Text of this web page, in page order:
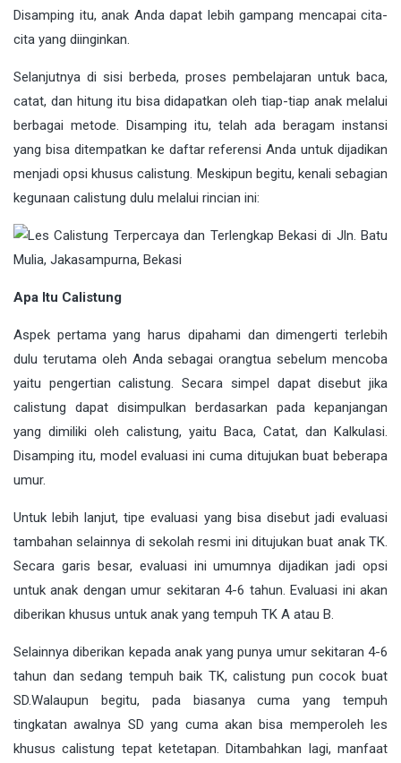
Disamping itu, anak Anda dapat lebih gampang mencapai cita-
cita yang diinginkan.
Selanjutnya di sisi berbeda, proses pembelajaran untuk baca,
catat, dan hitung itu bisa didapatkan oleh tiap-tiap anak melalui
berbagai metode. Disamping itu, telah ada beragam instansi
yang bisa ditempatkan ke daftar referensi Anda untuk dijadikan
menjadi opsi khusus calistung. Meskipun begitu, kenali sebagian
kegunaan calistung dulu melalui rincian ini:
Apa Itu Calistung
Aspek pertama yang harus dipahami dan dimengerti terlebih
dulu terutama oleh Anda sebagai orangtua sebelum mencoba
yaitu pengertian calistung. Secara simpel dapat disebut jika
calistung dapat disimpulkan berdasarkan pada kepanjangan
yang dimiliki oleh calistung, yaitu Baca, Catat, dan Kalkulasi.
Disamping itu, model evaluasi ini cuma ditujukan buat beberapa
umur.
Untuk lebih lanjut, tipe evaluasi yang bisa disebut jadi evaluasi
tambahan selainnya di sekolah resmi ini ditujukan buat anak TK.
Secara garis besar, evaluasi ini umumnya dijadikan jadi opsi
untuk anak dengan umur sekitaran 4-6 tahun. Evaluasi ini akan
diberikan khusus untuk anak yang tempuh TK A atau B.
Selainnya diberikan kepada anak yang punya umur sekitaran 4-6
tahun dan sedang tempuh baik TK, calistung pun cocok buat
SD.Walaupun begitu, pada biasanya cuma yang tempuh
tingkatan awalnya SD yang cuma akan bisa memperoleh les
khusus calistung tepat ketetapan. Ditambahkan lagi, manfaat